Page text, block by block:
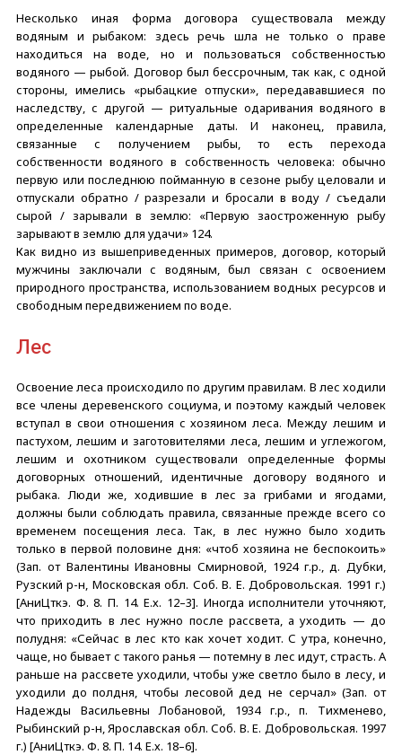
Несколько иная форма договора существовала между
водяным и рыбаком: здесь речь шла не только о праве
находиться на воде, но и пользоваться собственностью
водяного — рыбой. Договор был бессрочным, так как, с одной
стороны, имелись «рыбацкие отпуски», передававшиеся по
наследству, с другой — ритуальные одаривания водяного в
определенные календарные даты. И наконец, правила,
связанные с получением рыбы, то есть перехода
собственности водяного в собственность человека: обычно
первую или последнюю пойманную в сезоне рыбу целовали и
отпускали обратно / разрезали и бросали в воду / съедали
сырой / зарывали в землю: «Первую заостроженную рыбу
зарывают в землю для удачи» 124.
Как видно из вышеприведенных примеров, договор, который
мужчины заключали с водяным, был связан с освоением
природного пространства, использованием водных ресурсов и
свободным передвижением по воде.
Лес
Освоение леса происходило по другим правилам. В лес ходили
все члены деревенского социума, и поэтому каждый человек
вступал в свои отношения с хозяином леса. Между лешим и
пастухом, лешим и заготовителями леса, лешим и углежогом,
лешим и охотником существовали определенные формы
договорных отношений, идентичные договору водяного и
рыбака. Люди же, ходившие в лес за грибами и ягодами,
должны были соблюдать правила, связанные прежде всего со
временем посещения леса. Так, в лес нужно было ходить
только в первой половине дня: «чтоб хозяина не беспокоить»
(Зап. от Валентины Ивановны Смирновой, 1924 г.р., д. Дубки,
Рузский р-н, Московская обл. Соб. В. Е. Добровольская. 1991 г.)
[АниЦткэ. Ф. 8. П. 14. Е.х. 12–3]. Иногда исполнители уточняют,
что приходить в лес нужно после рассвета, а уходить — до
полудня: «Сейчас в лес кто как хочет ходит. С утра, конечно,
чаще, но бывает с такого ранья — потемну в лес идут, страсть. А
раньше на рассвете уходили, чтобы уже светло было в лесу, и
уходили до полдня, чтобы лесовой дед не серчал» (Зап. от
Надежды Васильевны Лобановой, 1934 г.р., п. Тихменево,
Рыбинский р-н, Ярославская обл. Соб. В. Е. Добровольская. 1997
г.) [АниЦткэ. Ф. 8. П. 14. Е.х. 18–6].